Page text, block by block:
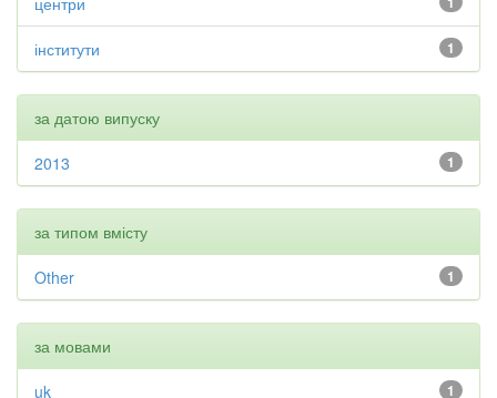
1
інститути
за датою випуску
1
2013
за типом вмісту
1
Other
за мовами
1
uk